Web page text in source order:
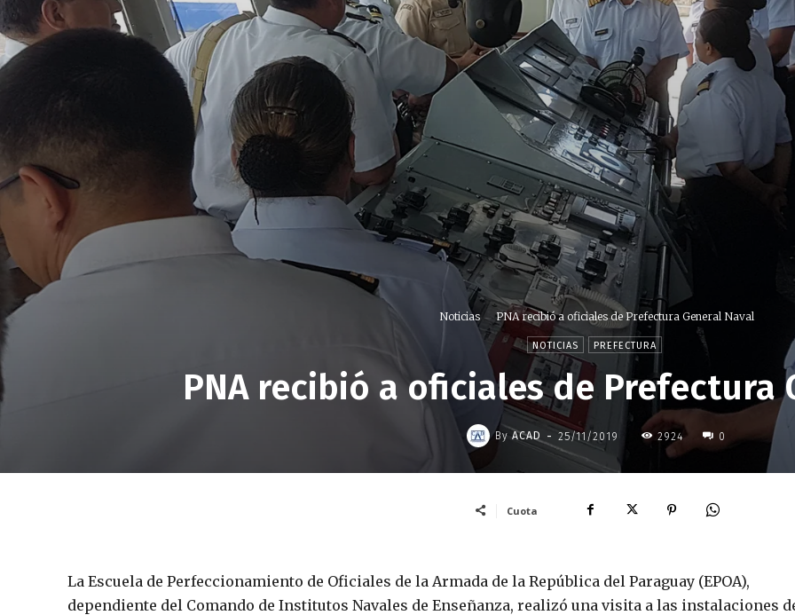
Noticias PNA recibió a oficiales de Prefectura General Naval
NOTICIAS PREFECTURA
PNA recibió a oficiales de Prefectura
By ACAD - 25/11/2019 2924 0
Cuota
La Escuela de Perfeccionamiento de Oficiales de la Armada de la República del Paraguay (EPOA),
dependiente del Comando de Institutos Navales de Enseñanza, realizó una visita a las instalaciones